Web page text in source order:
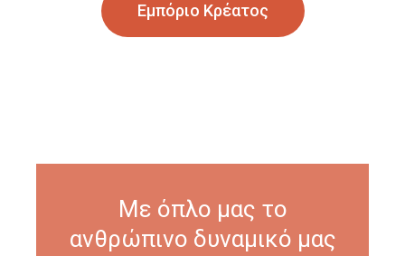
Εμπόριο Κρέατος
Με όπλο μας το
ανθρώπινο δυναμικό μας